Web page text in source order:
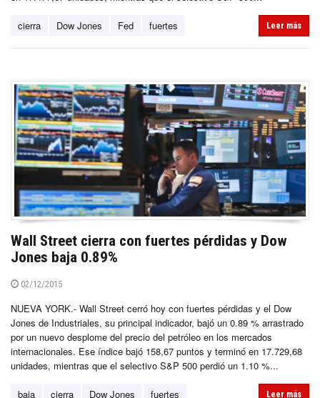
cierra Dow Jones Fed fuertes Leer más
Wall Street cierra con fuertes pérdidas y Dow
Jones baja 0.89%
02/12/2015
NUEVA YORK.- Wall Street cerró hoy con fuertes pérdidas y el Dow
Jones de Industriales, su principal indicador, bajó un 0.89 % arrastrado
por un nuevo desplome del precio del petróleo en los mercados
internacionales. Ese índice bajó 158,67 puntos y terminó en 17.729,68
unidades, mientras que el selectivo S&P 500 perdió un 1.10 %...
baja cierra Dow Jones fuertes Leer más